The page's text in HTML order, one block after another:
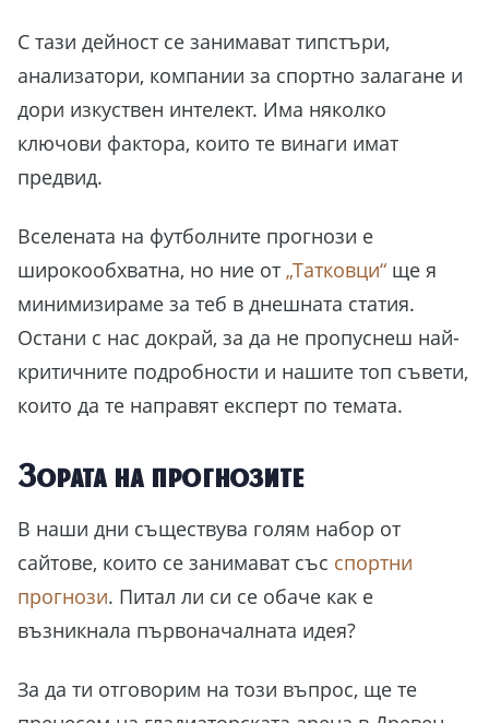
С тази дейност се занимават типстъри,
анализатори, компании за спортно залагане и
дори изкуствен интелект. Има няколко
ключови фактора, които те винаги имат
предвид.
Вселената на футболните прогнози е
широкообхватна, но ние от „Татковци“ ще я
минимизираме за теб в днешната статия.
Остани с нас докрай, за да не пропуснеш най-
критичните подробности и нашите топ съвети,
които да те направят експерт по темата.
Зората на прогнозите
В наши дни съществува голям набор от
сайтове, които се занимават със спортни
прогнози. Питал ли си се обаче как е
възникнала първоначалната идея?
За да ти отговорим на този въпрос, ще те